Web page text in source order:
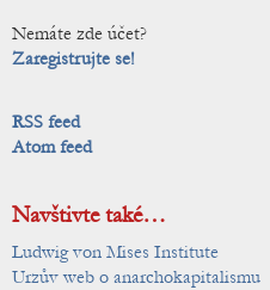
Nemáte zde účet?
Zaregistrujte se!
RSS feed
Atom feed
Navštivte také…
Ludwig von Mises Institute
Urzův web o anarchokapitalismu